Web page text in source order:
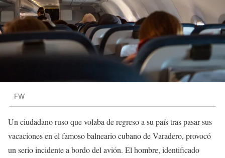
FW
Un ciudadano ruso que volaba de regreso a su país tras pasar sus
vacaciones en el famoso balneario cubano de Varadero, provocó
un serio incidente a bordo del avión. El hombre, identificado